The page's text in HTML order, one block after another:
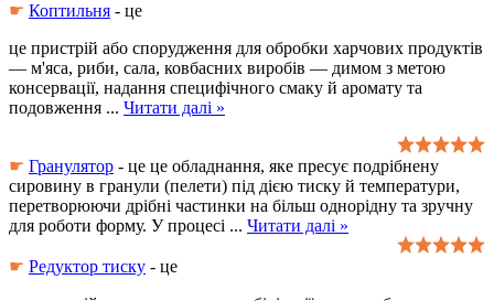
☛ Коптильня - це
це пристрій або спорудження для обробки харчових продуктів
— м'яса, риби, сала, ковбасних виробів — димом з метою
консервації, надання специфічного смаку й аромату та
подовження ... Читати далі »
☛ Гранулятор - це це обладнання, яке пресує подрібнену
сировину в гранули (пелети) під дією тиску й температури,
перетворюючи дрібні частинки на більш однорідну та зручну
для роботи форму. У процесі ... Читати далі »
☛ Редуктор тиску - це